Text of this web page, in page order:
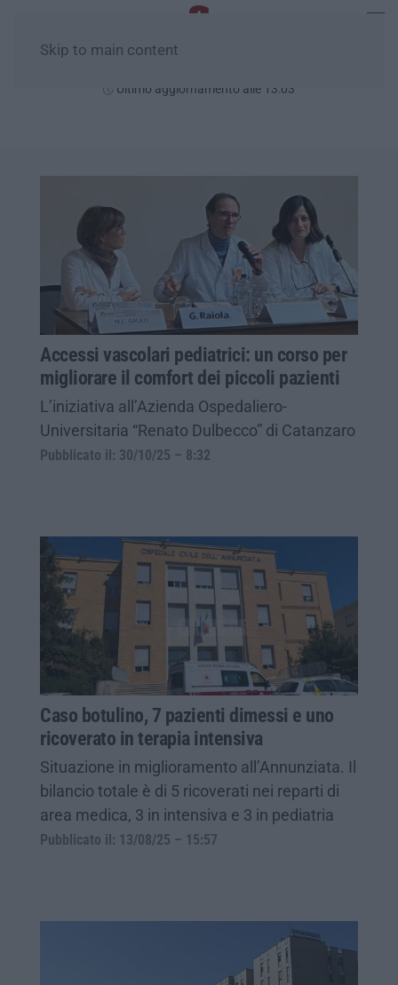
Skip to main content
Ultimo aggiornamento alle 13:03
Accessi vascolari pediatrici: un corso per
migliorare il comfort dei piccoli pazienti
L’iniziativa all’Azienda Ospedaliero-
Universitaria “Renato Dulbecco” di Catanzaro
Pubblicato il: 30/10/25 – 8:32
Caso botulino, 7 pazienti dimessi e uno
ricoverato in terapia intensiva
Situazione in miglioramento all’Annunziata. Il
bilancio totale è di 5 ricoverati nei reparti di
area medica, 3 in intensiva e 3 in pediatria
Pubblicato il: 13/08/25 – 15:57